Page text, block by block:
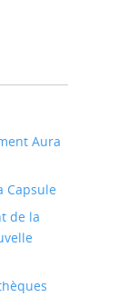
Aura
Capsule
de la